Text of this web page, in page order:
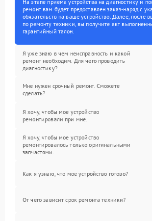
На этапе приема устройства на диагностику и
ремонт вам будет предоставлен заказ-наряд с
обязательств на ваше устройство. Далее, после
по ремонту техники, вы получите акт
гарантийный талон.
Я уже знаю в чем неисправность и какой
ремонт необходим. Для чего проводить
диагностику?
Мне нужен срочный ремонт. Сможете
сделать?
Я хочу, чтобы мое устройство
ремонтировали при мне.
Я хочу, чтобы мое устройство
ремонтировалось только оригинальными
запчастями.
Как я узнаю, что мое устройство готово?
От чего зависит срок ремонта техники?